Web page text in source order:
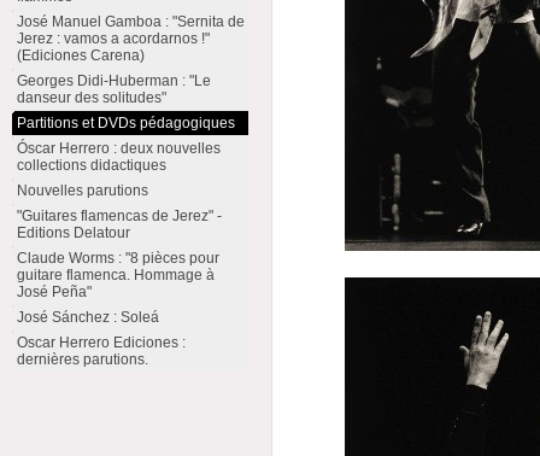
José Manuel Gamboa : "Sernita de
Jerez : vamos a acordarnos !"
(Ediciones Carena)
Georges Didi-Huberman : "Le
danseur des solitudes"
Partitions et DVDs pédagogiques
Óscar Herrero : deux nouvelles
collections didactiques
Nouvelles parutions
"Guitares flamencas de Jerez" -
Editions Delatour
Claude Worms : "8 pièces pour
guitare flamenca. Hommage à
José Peña"
José Sánchez : Soleá
Oscar Herrero Ediciones :
dernières parutions.